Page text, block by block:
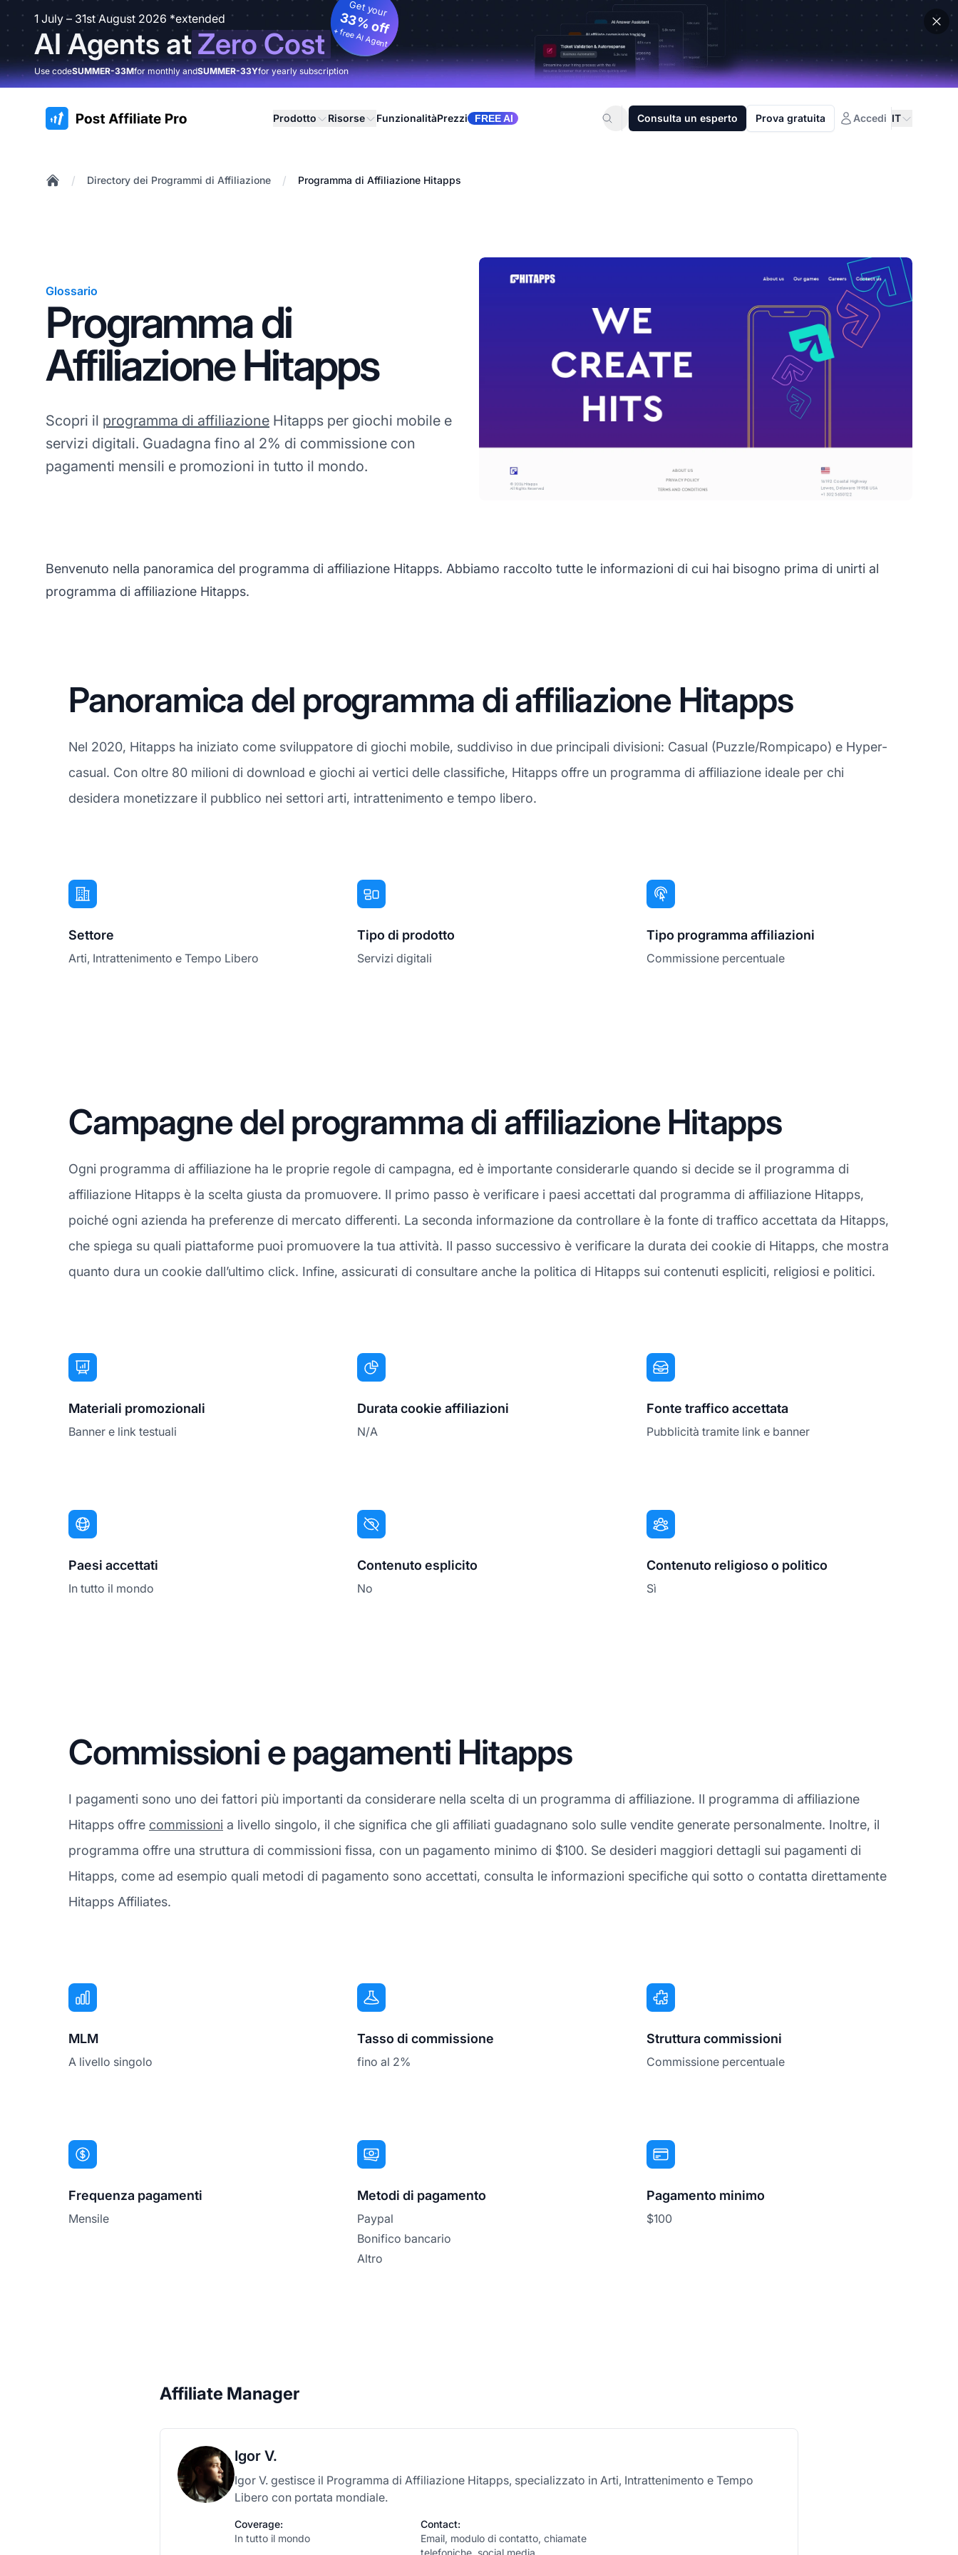
1 July – 31st August 2026 *extended
AI Agents atZero Cost
Get your
33% off
+ free AI Agent
Use codeSUMMER-33Mfor monthly andSUMMER-33Yfor yearly subscription
:site.title Prodotto Risorse FunzionalitàPrezzi FREE AI Consulta un esperto Prova gratuita Accedi IT
/ Directory dei Programmi di Affiliazione / Programma di Affiliazione Hitapps
Glossario
Programma di
Affiliazione Hitapps
Scopri il programma di affiliazione Hitapps per giochi mobile e
servizi digitali. Guadagna fino al 2% di commissione con
pagamenti mensili e promozioni in tutto il mondo.
Benvenuto nella panoramica del programma di affiliazione Hitapps. Abbiamo raccolto tutte le informazioni di cui hai bisogno prima di unirti al
programma di affiliazione Hitapps.
Panoramica del programma di affiliazione Hitapps
Nel 2020, Hitapps ha iniziato come sviluppatore di giochi mobile, suddiviso in due principali divisioni: Casual (Puzzle/Rompicapo) e Hyper-
casual. Con oltre 80 milioni di download e giochi ai vertici delle classifiche, Hitapps offre un programma di affiliazione ideale per chi
desidera monetizzare il pubblico nei settori arti, intrattenimento e tempo libero.
Settore
Arti, Intrattenimento e Tempo Libero
Tipo di prodotto
Servizi digitali
Tipo programma affiliazioni
Commissione percentuale
Campagne del programma di affiliazione Hitapps
Ogni programma di affiliazione ha le proprie regole di campagna, ed è importante considerarle quando si decide se il programma di
affiliazione Hitapps è la scelta giusta da promuovere. Il primo passo è verificare i paesi accettati dal programma di affiliazione Hitapps,
poiché ogni azienda ha preferenze di mercato differenti. La seconda informazione da controllare è la fonte di traffico accettata da Hitapps,
che spiega su quali piattaforme puoi promuovere la tua attività. Il passo successivo è verificare la durata dei cookie di Hitapps, che mostra
quanto dura un cookie dall’ultimo click. Infine, assicurati di consultare anche la politica di Hitapps sui contenuti espliciti, religiosi e politici.
Materiali promozionali
Banner e link testuali
Durata cookie affiliazioni
N/A
Fonte traffico accettata
Pubblicità tramite link e banner
Paesi accettati
In tutto il mondo
Contenuto esplicito
No
Contenuto religioso o politico
Sì
Commissioni e pagamenti Hitapps
I pagamenti sono uno dei fattori più importanti da considerare nella scelta di un programma di affiliazione. Il programma di affiliazione
Hitapps offre commissioni a livello singolo, il che significa che gli affiliati guadagnano solo sulle vendite generate personalmente. Inoltre, il
programma offre una struttura di commissioni fissa, con un pagamento minimo di $100. Se desideri maggiori dettagli sui pagamenti di
Hitapps, come ad esempio quali metodi di pagamento sono accettati, consulta le informazioni specifiche qui sotto o contatta direttamente
Hitapps Affiliates.
MLM
A livello singolo
Tasso di commissione
fino al 2%
Struttura commissioni
Commissione percentuale
Frequenza pagamenti
Mensile
Metodi di pagamento
Paypal
Bonifico bancario
Altro
Pagamento minimo
$100
Affiliate Manager
Igor V.
Igor V. gestisce il Programma di Affiliazione Hitapps, specializzato in Arti, Intrattenimento e Tempo
Libero con portata mondiale.
Coverage:
In tutto il mondo
Contact:
Email, modulo di contatto, chiamate